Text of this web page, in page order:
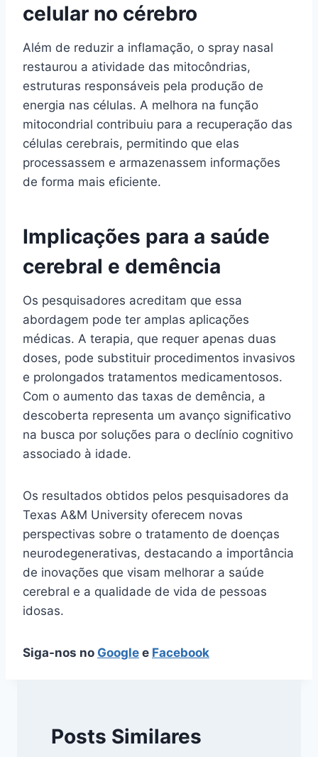
celular no cérebro
Além de reduzir a inflamação, o spray nasal
restaurou a atividade das mitocôndrias,
estruturas responsáveis pela produção de
energia nas células. A melhora na função
mitocondrial contribuiu para a recuperação das
células cerebrais, permitindo que elas
processassem e armazenassem informações
de forma mais eficiente.
Implicações para a saúde
cerebral e demência
Os pesquisadores acreditam que essa
abordagem pode ter amplas aplicações
médicas. A terapia, que requer apenas duas
doses, pode substituir procedimentos invasivos
e prolongados tratamentos medicamentosos.
Com o aumento das taxas de demência, a
descoberta representa um avanço significativo
na busca por soluções para o declínio cognitivo
associado à idade.
Os resultados obtidos pelos pesquisadores da
Texas A&M University oferecem novas
perspectivas sobre o tratamento de doenças
neurodegenerativas, destacando a importância
de inovações que visam melhorar a saúde
cerebral e a qualidade de vida de pessoas
idosas.
Siga-nos no Google e Facebook
Posts Similares